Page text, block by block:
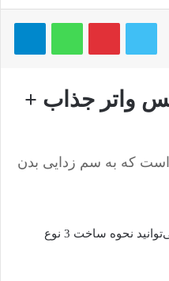
توییتر پینتریستواتس آپ
دتاکس واتر جذاب +
که به سم زدایی بدن
، در اینجا می‌توانید نحوه ساخت 3 نوع